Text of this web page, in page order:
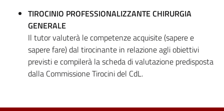
TIROCINIO PROFESSIONALIZZANTE CHIRURGIA
GENERALE
Il tutor valuterà le competenze acquisite (sapere e
sapere fare) dal tirocinante in relazione agli obiettivi
previsti e compilerà la scheda di valutazione predisposta
dalla Commissione Tirocini del CdL.